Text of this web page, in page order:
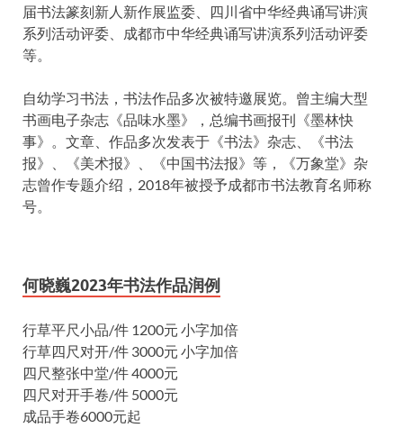
届书法篆刻新人新作展监委、四川省中华经典诵写讲演
系列活动评委、成都市中华经典诵写讲演系列活动评委
等。
自幼学习书法，书法作品多次被特邀展览。曾主编大型
书画电子杂志《品味水墨》，总编书画报刊《墨林快
事》。文章、作品多次发表于《书法》杂志、《书法
报》、《美术报》、《中国书法报》等，《万象堂》杂
志曾作专题介绍，2018年被授予成都市书法教育名师称
号。
何晓巍2023年书法作品润例
行草平尺小品/件 1200元 小字加倍
行草四尺对开/件 3000元 小字加倍
四尺整张中堂/件 4000元
四尺对开手卷/件 5000元
成品手卷6000元起